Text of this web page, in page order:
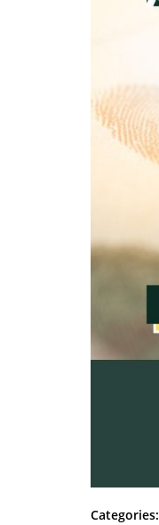
Categories: